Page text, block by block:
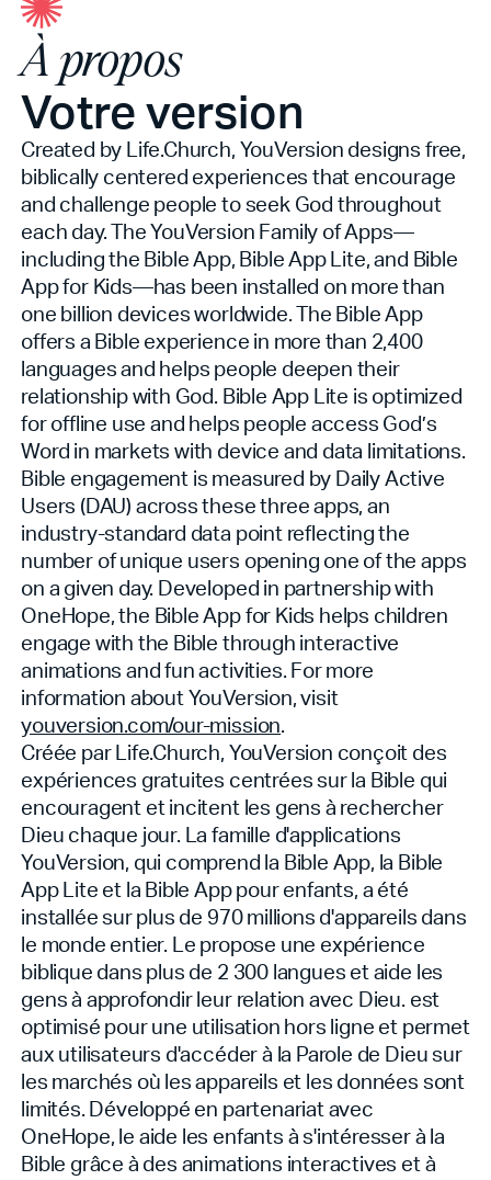
À propos
Votre version
Created by Life.Church, YouVersion designs free,
biblically centered experiences that encourage
and challenge people to seek God throughout
each day. The YouVersion Family of Apps—
including the Bible App, Bible App Lite, and Bible
App for Kids—has been installed on more than
one billion devices worldwide. The Bible App
offers a Bible experience in more than 2,400
languages and helps people deepen their
relationship with God. Bible App Lite is optimized
for offline use and helps people access God’s
Word in markets with device and data limitations.
Bible engagement is measured by Daily Active
Users (DAU) across these three apps, an
industry-standard data point reflecting the
number of unique users opening one of the apps
on a given day. Developed in partnership with
OneHope, the Bible App for Kids helps children
engage with the Bible through interactive
animations and fun activities. For more
information about YouVersion, visit
youversion.com/our-mission.
Créée par Life.Church, YouVersion conçoit des
expériences gratuites centrées sur la Bible qui
encouragent et incitent les gens à rechercher
Dieu chaque jour. La famille d'applications
YouVersion, qui comprend la Bible App, la Bible
App Lite et la Bible App pour enfants, a été
installée sur plus de 970 millions d'appareils dans
le monde entier. Le propose une expérience
biblique dans plus de 2 300 langues et aide les
gens à approfondir leur relation avec Dieu. est
optimisé pour une utilisation hors ligne et permet
aux utilisateurs d'accéder à la Parole de Dieu sur
les marchés où les appareils et les données sont
limités. Développé en partenariat avec
OneHope, le aide les enfants à s'intéresser à la
Bible grâce à des animations interactives et à